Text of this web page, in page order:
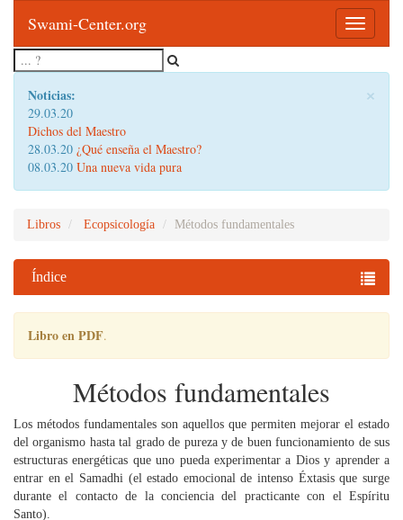
Toggle
Swami-Center.org
×
Noticias:
29.03.20
Dichos del Maestro
28.03.20 ¿Qué enseña el Maestro?
08.03.20 Una nueva vida pura
Libros Ecopsicología Métodos fundamentales
Índice
Libro en PDF.
Métodos fundamentales
Los métodos fundamentales son aquellos que permiten mejorar el estado
del organismo hasta tal grado de pureza y de buen funcionamiento de sus
estructuras energéticas que uno pueda experimentar a Dios y aprender a
entrar en el Samadhi (el estado emocional de intenso Éxtasis que surge
durante el contacto de la conciencia del practicante con el Espíritu
Santo).